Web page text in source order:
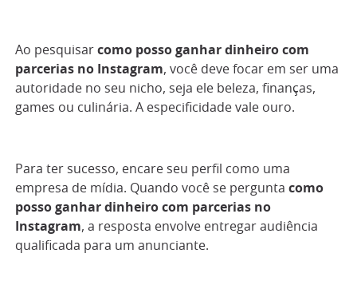
Ao pesquisar como posso ganhar dinheiro com
parcerias no Instagram, você deve focar em ser uma
autoridade no seu nicho, seja ele beleza, finanças,
games ou culinária. A especificidade vale ouro.
Para ter sucesso, encare seu perfil como uma
empresa de mídia. Quando você se pergunta como
posso ganhar dinheiro com parcerias no
Instagram, a resposta envolve entregar audiência
qualificada para um anunciante.